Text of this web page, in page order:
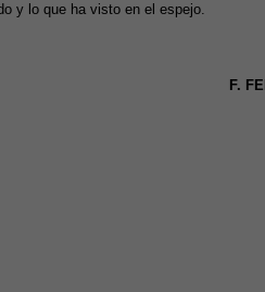
y lo que ha visto en el espejo.
F.